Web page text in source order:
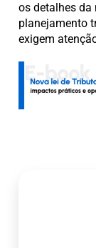
os detalhes da
planejamento
exigem